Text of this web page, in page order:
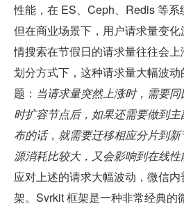
性能，在 ES、Ceph、Redis 等系
但在商业场景下，用户请求量变
情搜索在节假日的请求量往往会
划分方式下，这种请求量大幅波
题： 当请求量突然上涨时，需要
时扩容节点后，如果还需要做到
布的话，就需要迁移相应分片到
源消耗比较大，又会影响到在线性
应对上述的请求大幅波动，微信
架。Svrkit 框架是一种非常经典的